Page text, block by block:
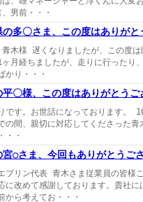
男前・・・
多〇さま、この度はありがと
木様 遅くなりましたが、この度は
月経ちましたが、走りに行ったり
かり・・・
〇様、この度はありがとうご
です。お世話になっております。
の間、親切に対応してくださった
・・
○さま、今回もありがとうご
ブリン代表 青木さま従業員の皆様
に改めて感謝しております。貴社
から考えてお・・・